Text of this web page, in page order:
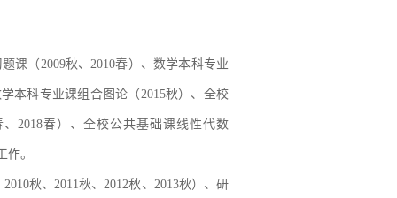
课（2009秋、2010春）、数学本科专业
本科专业课组合图论（2015秋）、全校
、2018春）、全校公共基础课线性代数
作。
秋、2011秋、2012秋、2013秋）、研